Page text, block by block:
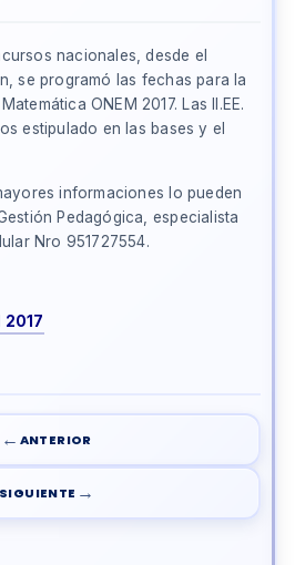
nacionales, desde el
se programó las fechas para la
ONEM 2017. Las II.EE.
estipulado en las bases y el
informaciones lo pueden
Pedagógica, especialista
Nro 951727554.
2017
← ANTERIOR
SIGUIENTE →